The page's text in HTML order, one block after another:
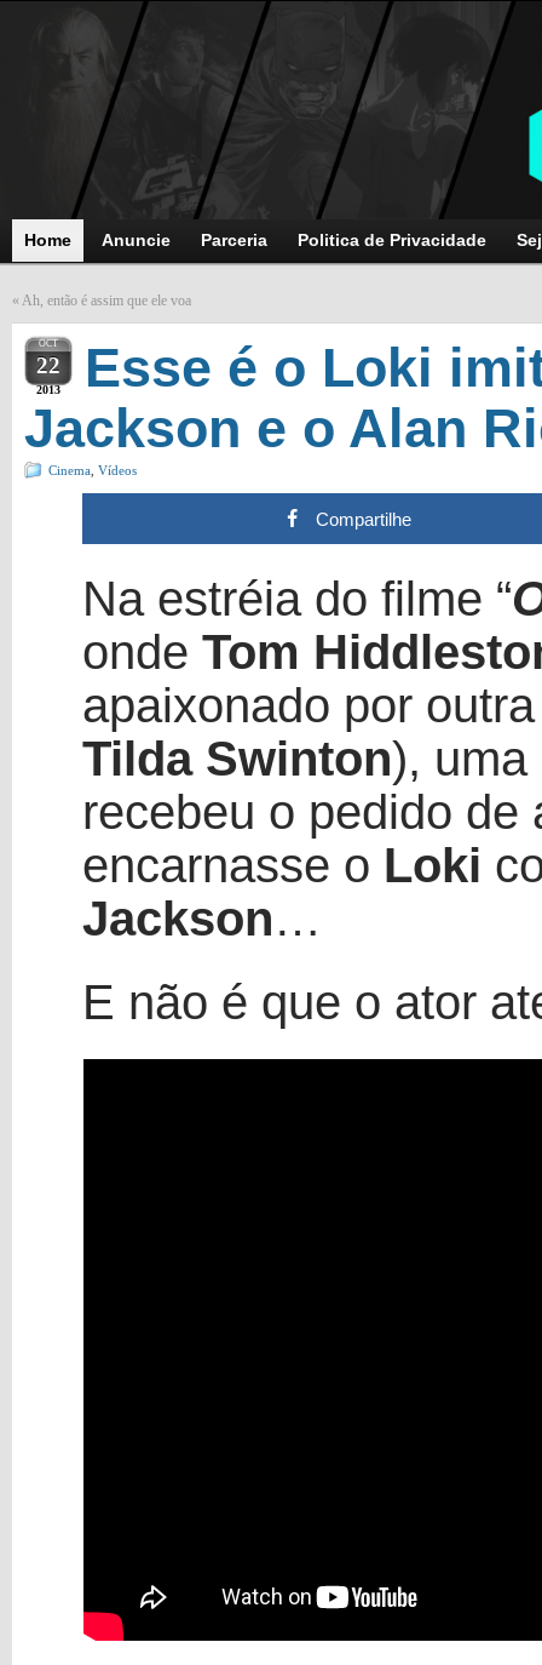
Home Anuncie Parceria Politica de Privacidade
« Ah, então é assim que ele voa
OCT
22
2013
Esse é o Loki
Jackson e o Alan
Cinema Vídeos
Compartilhe
Na estréia do filme “
onde Tom
apaixonado por
Tilda Swinton), uma
recebeu o pedido de
encarnasse o Loki
Jackson…
E não é que o ator